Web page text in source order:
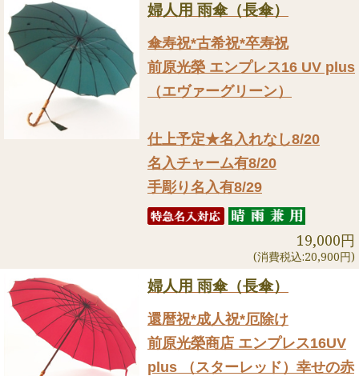
婦人用 雨傘（長傘）
傘寿祝*古希祝*卒寿祝
前原光榮 エンプレス16 UV plus
（エヴァーグリーン）
仕上予定★名入れなし8/20
名入チャーム有8/20
手彫り名入有8/29
19,000円
(消費税込:20,900円)
婦人用 雨傘（長傘）
還暦祝*成人祝*厄除け
前原光榮商店 エンプレス16UV
plus （スターレッド）幸せの赤